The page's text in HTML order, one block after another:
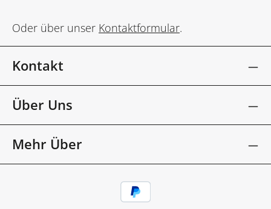
Oder über unser Kontaktformular.
Kontakt
Über Uns
Mehr Über